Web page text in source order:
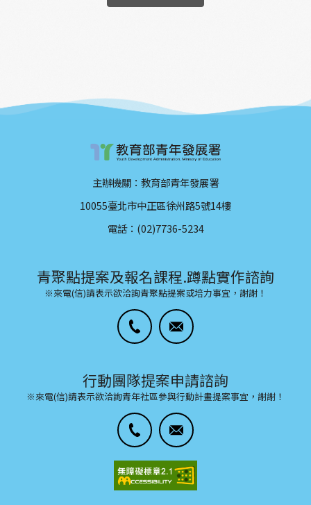
主辦機關：教育部青年發展署
10055臺北市中正區徐州路5號14樓
電話：(02)7736-5234
青聚點提案及報名課程.蹲點實作諮詢
※來電(信)請表示欲洽詢青聚點提案或培力事宜，謝謝！
行動團隊提案申請諮詢
※來電(信)請表示欲洽詢青年社區參與行動計畫提案事宜，謝謝！